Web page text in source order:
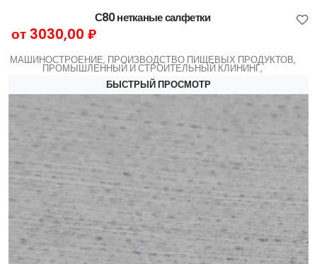
С80 нетканые салфетки
от 3030,00 ₽
МАШИНОСТРОЕНИЕ, ПРОИЗВОДСТВО ПИЩЕВЫХ ПРОДУКТОВ,
ПРОМЫШЛЕННЫЙ И СТРОИТЕЛЬНЫЙ КЛИНИНГ,
БЫСТРЫЙ ПРОСМОТР